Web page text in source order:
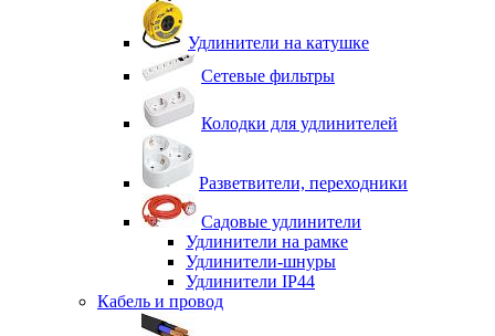
Удлинители на катушке
Сетевые фильтры
Колодки для удлинителей
Разветвители, переходники
Садовые удлинители
Удлинители на рамке
Удлинители-шнуры
Удлинители IP44
Кабель и провод